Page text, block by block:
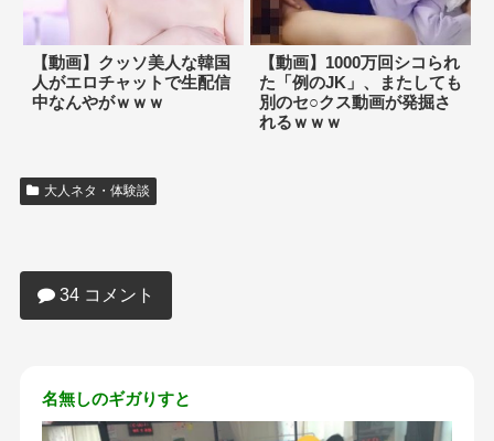
【動画】クッソ美人な韓国
人がエロチャットで生配信
中なんやがｗｗｗ
【動画】1000万回シコられ
た「例のJK」、またしても
別のセ○クス動画が発掘さ
れるｗｗｗ
大人ネタ・体験談
34 コメント
名無しのギガりすと